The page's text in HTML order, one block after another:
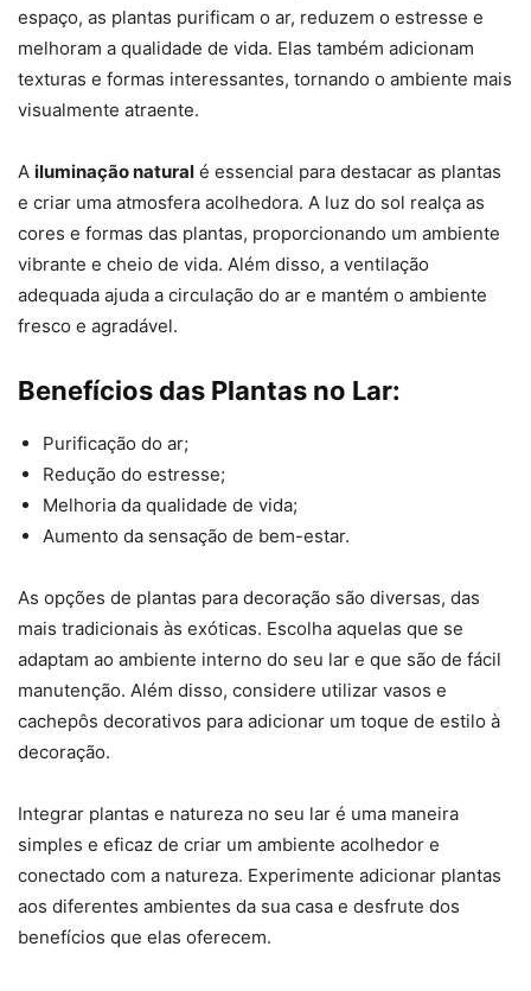
espaço, as plantas purificam o ar, reduzem o estresse e
melhoram a qualidade de vida. Elas também adicionam
texturas e formas interessantes, tornando o ambiente mais
visualmente atraente.
A iluminação natural é essencial para destacar as plantas
e criar uma atmosfera acolhedora. A luz do sol realça as
cores e formas das plantas, proporcionando um ambiente
vibrante e cheio de vida. Além disso, a ventilação
adequada ajuda a circulação do ar e mantém o ambiente
fresco e agradável.
Benefícios das Plantas no Lar:
Purificação do ar;
Redução do estresse;
Melhoria da qualidade de vida;
Aumento da sensação de bem-estar.
As opções de plantas para decoração são diversas, das
mais tradicionais às exóticas. Escolha aquelas que se
adaptam ao ambiente interno do seu lar e que são de fácil
manutenção. Além disso, considere utilizar vasos e
cachepôs decorativos para adicionar um toque de estilo à
decoração.
Integrar plantas e natureza no seu lar é uma maneira
simples e eficaz de criar um ambiente acolhedor e
conectado com a natureza. Experimente adicionar plantas
aos diferentes ambientes da sua casa e desfrute dos
benefícios que elas oferecem.